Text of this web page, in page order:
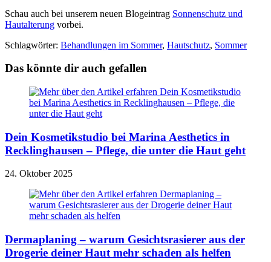
Schau auch bei unserem neuen Blogeintrag Sonnenschutz und
Hautalterung vorbei.
Schlagwörter: Behandlungen im Sommer, Hautschutz, Sommer
Das könnte dir auch gefallen
Dein Kosmetikstudio bei Marina Aesthetics in
Recklinghausen – Pflege, die unter die Haut geht
24. Oktober 2025
Dermaplaning – warum Gesichtsrasierer aus der
Drogerie deiner Haut mehr schaden als helfen